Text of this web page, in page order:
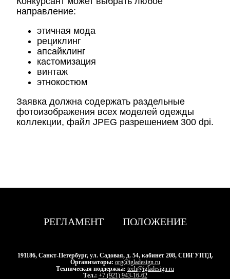
направление:
этичная мода
рециклинг
апсайклинг
кастомизация
винтаж
этнокостюм
Заявка должна содержать раздельные
фотоизображения всех моделей одежды
коллекции, файл JPEG разрешением 300 dpi.
РЕГЛАМЕНТ ПОЛОЖЕНИЕ
191186, Санкт-Петербург, ул. Садовая, д. 54, кабинет 208, СПбГУПТД.
Организаторы: org@igladesign.ru
Техническая поддержка: tech@igladesign.ru
Тел.: +7 (921) 943-16-62